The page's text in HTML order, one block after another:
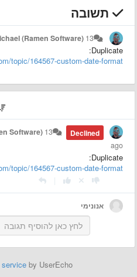
תשובה
(Ramen Software) 13 שנים ago
Duplicate:
topic/164567-custom-date-format/
Declined
Software)
ago
Duplicate:
topic/164567-custom-date-format/
אנונימי
by UserEcho